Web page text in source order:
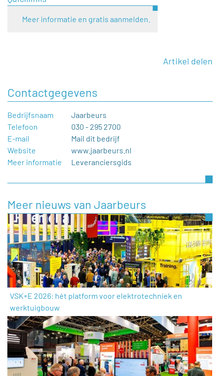
Meer informatie en gratis aanmelden.
Artikel delen
Contactgegevens
Bedrijfsnaam
Jaarbeurs
Telefoon
030 - 295 2700
E-mail
Mail dit bedrijf
Website
www.jaarbeurs.nl
Meer informatie
Leveranciersgids
Meer nieuws van Jaarbeurs
VSK+E 2026: hét platform voor elektrotechniek en
werktuigbouw